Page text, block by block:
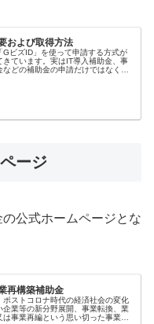
および取得方法
GビズID」を使って申請する方式が
きています。実はIT導入補助金、事
などの補助金の申請だけではなく、
ージ
公式ホームページとな
再構築補助金
ポストコロナ時代の経済社会の変化
企業等の新分野展開、事業転換、業
事業再編という思い切った事業再